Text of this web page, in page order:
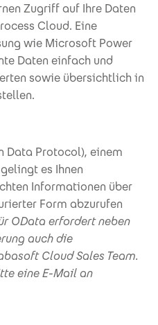
Zugriff auf Ihre Daten
Cloud. Eine
wie Microsoft Power
Daten einfach und
sowie übersichtlich in
Data Protocol), einem
es Ihnen
Informationen über
Form abzurufen
OData erfordert neben
auch die
Cloud Sales Team.
eine E-Mail an